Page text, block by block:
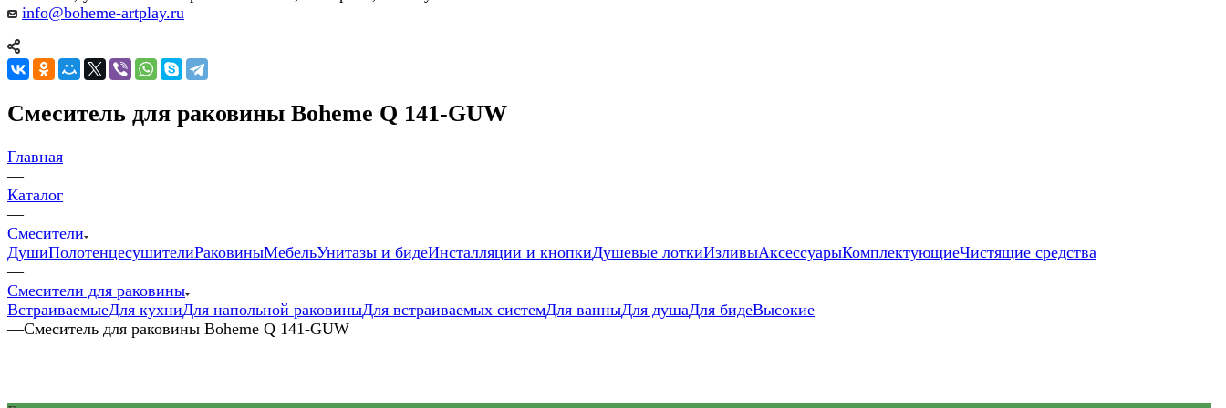
info@boheme-artplay.ru
Смеситель для раковины Boheme Q 141-GUW
Главная
—
Каталог
—
Смесители
ДушиПолотенцесушителиРаковиныМебельУнитазы и бидеИнсталляции и кнопкиДушевые лоткиИзливыАксессуарыКомплектующиеЧистящие средства
—
Смесители для раковины
ВстраиваемыеДля кухниДля напольной раковиныДля встраиваемых системДля ванныДля душаДля бидеВысокие
—Смеситель для раковины Boheme Q 141-GUW